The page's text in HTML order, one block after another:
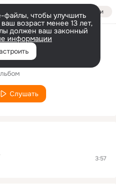
Войти
чтобы улучшить
возраст менее 13 лет,
должен ваш законный
информации
El Bohemio
Слушать
3:57